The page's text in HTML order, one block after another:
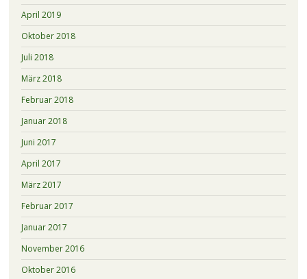
April 2019
Oktober 2018
Juli 2018
März 2018
Februar 2018
Januar 2018
Juni 2017
April 2017
März 2017
Februar 2017
Januar 2017
November 2016
Oktober 2016